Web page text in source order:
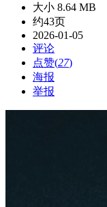
大小 8.64 MB
约43页
2026-01-05
评论
点赞(27)
海报
举报